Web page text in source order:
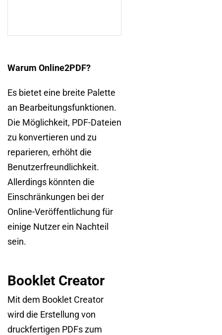
Warum Online2PDF?
Es bietet eine breite Palette
an Bearbeitungsfunktionen.
Die Möglichkeit, PDF-Dateien
zu konvertieren und zu
reparieren, erhöht die
Benutzerfreundlichkeit.
Allerdings könnten die
Einschränkungen bei der
Online-Veröffentlichung für
einige Nutzer ein Nachteil
sein.
Booklet Creator
Mit dem Booklet Creator
wird die Erstellung von
druckfertigen PDFs zum